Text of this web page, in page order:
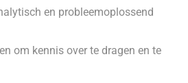
en probleemoplossend
om kennis over te dragen en te